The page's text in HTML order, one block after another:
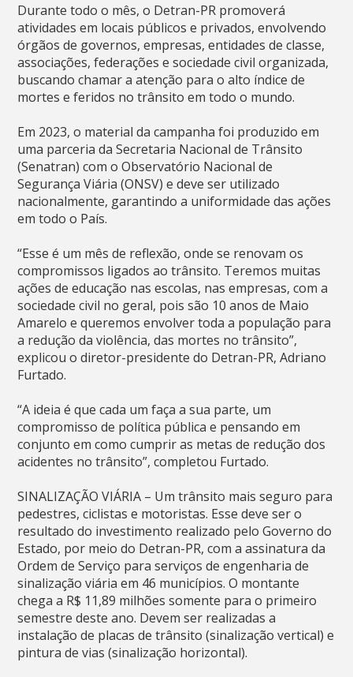
Durante todo o mês, o Detran-PR promoverá
atividades em locais públicos e privados, envolvendo
órgãos de governos, empresas, entidades de classe,
associações, federações e sociedade civil organizada,
buscando chamar a atenção para o alto índice de
mortes e feridos no trânsito em todo o mundo.
Em 2023, o material da campanha foi produzido em
uma parceria da Secretaria Nacional de Trânsito
(Senatran) com o Observatório Nacional de
Segurança Viária (ONSV) e deve ser utilizado
nacionalmente, garantindo a uniformidade das ações
em todo o País.
“Esse é um mês de reflexão, onde se renovam os
compromissos ligados ao trânsito. Teremos muitas
ações de educação nas escolas, nas empresas, com a
sociedade civil no geral, pois são 10 anos de Maio
Amarelo e queremos envolver toda a população para
a redução da violência, das mortes no trânsito”,
explicou o diretor-presidente do Detran-PR, Adriano
Furtado.
“A ideia é que cada um faça a sua parte, um
compromisso de política pública e pensando em
conjunto em como cumprir as metas de redução dos
acidentes no trânsito”, completou Furtado.
SINALIZAÇÃO VIÁRIA – Um trânsito mais seguro para
pedestres, ciclistas e motoristas. Esse deve ser o
resultado do investimento realizado pelo Governo do
Estado, por meio do Detran-PR, com a assinatura da
Ordem de Serviço para serviços de engenharia de
sinalização viária em 46 municípios. O montante
chega a R$ 11,89 milhões somente para o primeiro
semestre deste ano. Devem ser realizadas a
instalação de placas de trânsito (sinalização vertical) e
pintura de vias (sinalização horizontal).